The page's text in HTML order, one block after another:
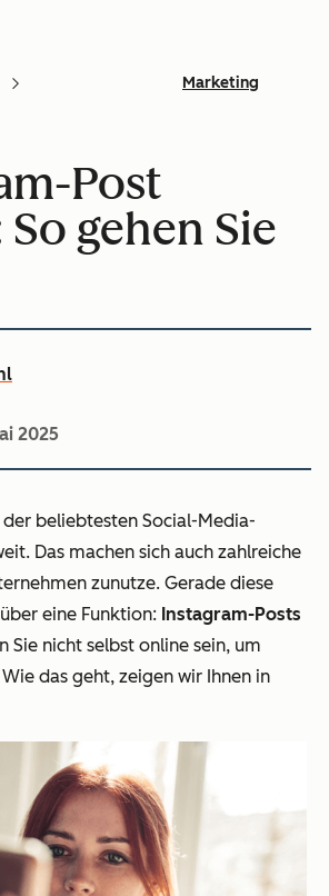
Marketing
Post
gehen Sie
2025
beliebtesten Social-Media-
Das machen sich auch zahlreiche
zunutze. Gerade diese
eine Funktion: Instagram-Posts
Sie nicht selbst online sein, um
das geht, zeigen wir Ihnen in